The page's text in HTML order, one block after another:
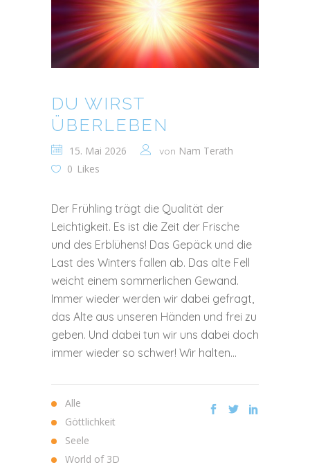
DU WIRST
ÜBERLEBEN
15. Mai 2026 von Nam Terath
0 Likes
Der Frühling trägt die Qualität der
Leichtigkeit. Es ist die Zeit der Frische
und des Erblühens! Das Gepäck und die
Last des Winters fallen ab. Das alte Fell
weicht einem sommerlichen Gewand.
Immer wieder werden wir dabei gefragt,
das Alte aus unseren Händen und frei zu
geben. Und dabei tun wir uns dabei doch
immer wieder so schwer! Wir halten...
Alle
Göttlichkeit
Seele
World of 3D